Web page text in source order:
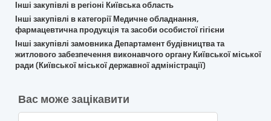
Інші закупівлі в регіоні Київська область
Інші закупівлі в категорії Медичне обладнання,
фармацевтична продукція та засоби особистої гігієни
Інші закупівлі замовника Департамент будівництва та
житлового забезпечення виконавчого органу Київської міської
ради (Київської міської державної адміністрації)
Вас може зацікавити